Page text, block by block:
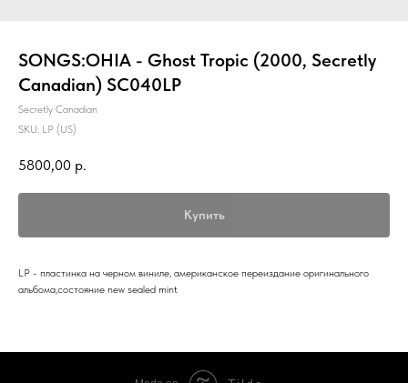
SONGS:OHIA - Ghost Tropic (2000, Secretly
Canadian) SC040LP
Secretly Canadian
SKU: LP (US)
5800,00 р.
Купить
LP - пластинка на черном виниле, американское переиздание оригинального
альбома,состояние new sealed mint